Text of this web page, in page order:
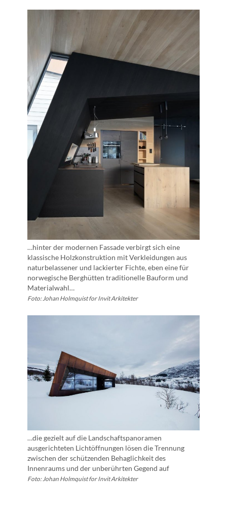
…hinter der modernen Fassade verbirgt sich eine
klassische Holzkonstruktion mit Verkleidungen aus
naturbelassener und lackierter Fichte, eben eine für
norwegische Berghütten traditionelle Bauform und
Materialwahl…
Foto: Johan Holmquist for Invit Arkitekter
…die gezielt auf die Landschaftspanoramen
ausgerichteten Lichtöffnungen lösen die Trennung
zwischen der schützenden Behaglichkeit des
Innenraums und der unberührten Gegend auf
Foto: Johan Holmquist for Invit Arkitekter